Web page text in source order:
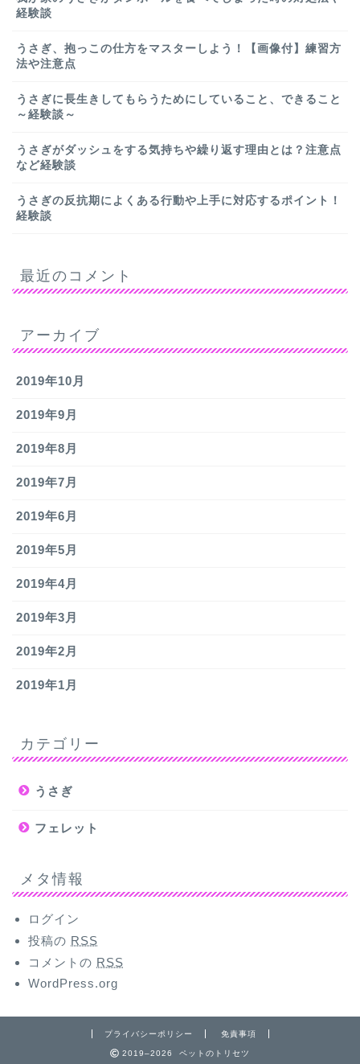
経験談
うさぎ、抱っこの仕方をマスターしよう！【画像付】練習方
法や注意点
うさぎに長生きしてもらうためにしていること、できること
～経験談～
うさぎがダッシュをする気持ちや繰り返す理由とは？注意点
など経験談
うさぎの反抗期によくある行動や上手に対応するポイント！
経験談
最近のコメント
アーカイブ
2019年10月
2019年9月
2019年8月
2019年7月
2019年6月
2019年5月
2019年4月
2019年3月
2019年2月
2019年1月
カテゴリー
うさぎ
フェレット
メタ情報
ログイン
投稿の RSS
コメントの RSS
WordPress.org
プライバシーポリシー 免責事項
2019–2026 ペットのトリセツ